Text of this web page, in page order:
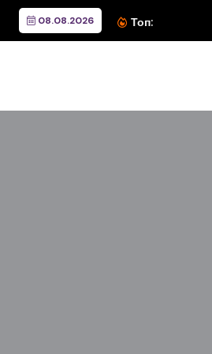
08.08.2026 Топ: